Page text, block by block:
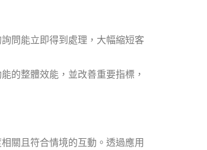
問能立即得到處理，大幅縮短客
的整體效能，並改善重要指標，
關且符合情境的互動。透過應用